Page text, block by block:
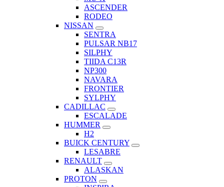
ASCENDER
RODEO
NISSAN
SENTRA
PULSAR NB17
SILPHY
TIIDA C13R
NP300
NAVARA
FRONTIER
SYLPHY
CADILLAC
ESCALADE
HUMMER
H2
BUICK CENTURY
LESABRE
RENAULT
ALASKAN
PROTON